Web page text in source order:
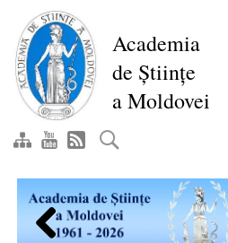
conţinutul
principal
Academia
de Științe
a Moldovei